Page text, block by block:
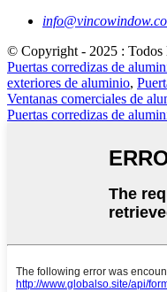
© Copyright - 2025 : Todos
Puertas corredizas de
exteriores de aluminio,
Ventanas comerciales de
Puertas corredizas de